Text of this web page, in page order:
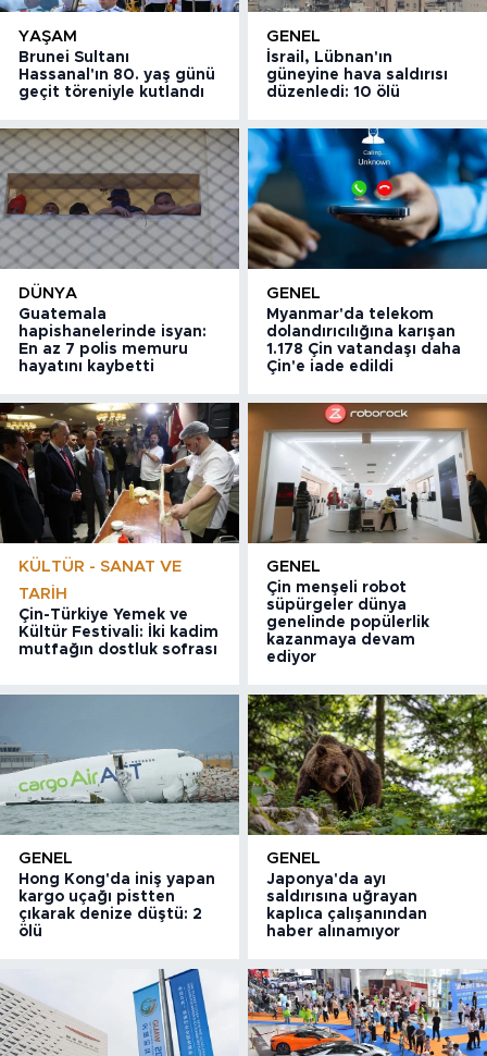
YAŞAM
Brunei Sultanı
Hassanal'ın 80. yaş günü
geçit töreniyle kutlandı
GENEL
İsrail, Lübnan'ın
güneyine hava saldırısı
düzenledi: 10 ölü
DÜNYA
Guatemala
hapishanelerinde isyan:
En az 7 polis memuru
hayatını kaybetti
GENEL
Myanmar'da telekom
dolandırıcılığına karışan
1.178 Çin vatandaşı daha
Çin'e iade edildi
KÜLTÜR - SANAT VE
TARIH
Çin-Türkiye Yemek ve
Kültür Festivali: İki kadim
mutfağın dostluk sofrası
GENEL
Çin menşeli robot
süpürgeler dünya
genelinde popülerlik
kazanmaya devam
ediyor
GENEL
Hong Kong'da iniş yapan
kargo uçağı pistten
çıkarak denize düştü: 2
ölü
GENEL
Japonya'da ayı
saldırısına uğrayan
kaplıca çalışanından
haber alınamıyor